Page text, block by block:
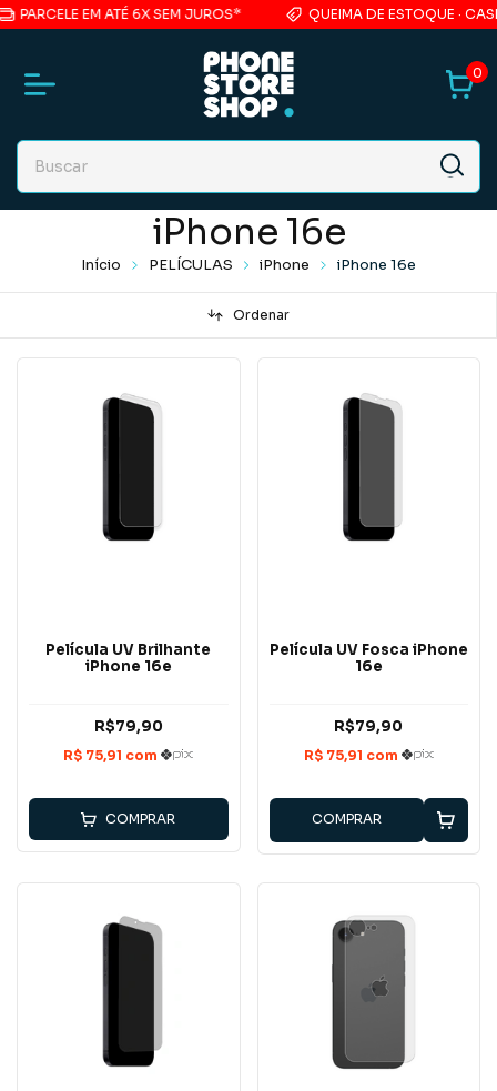
PARCELE EM ATÉ 6X SEM JUROS* QUEIMA DE ESTOQUE · CASE
0
iPhone 16e
Início PELÍCULAS iPhone iPhone 16e
Ordenar
Película UV Brilhante
iPhone 16e
R$79,90
COMPRAR
Película UV Fosca iPhone
16e
R$79,90
COMPRAR